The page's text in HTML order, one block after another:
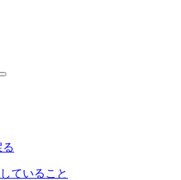
る
ていること